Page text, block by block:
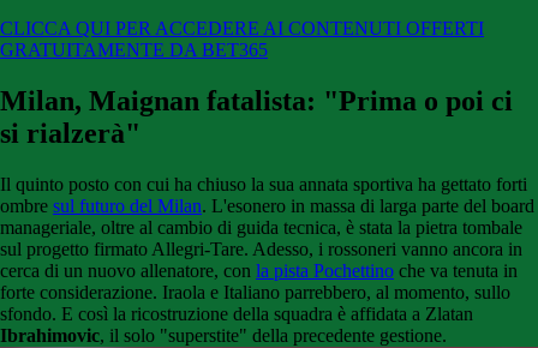
CLICCA QUI PER ACCEDERE AI CONTENUTI OFFERTI
GRATUITAMENTE DA BET365
Milan, Maignan fatalista: "Prima o poi ci
si rialzerà"
Il quinto posto con cui ha chiuso la sua annata sportiva ha gettato forti
ombre sul futuro del Milan. L'esonero in massa di larga parte del board
manageriale, oltre al cambio di guida tecnica, è stata la pietra tombale
sul progetto firmato Allegri-Tare. Adesso, i rossoneri vanno ancora in
cerca di un nuovo allenatore, con la pista Pochettino che va tenuta in
forte considerazione. Iraola e Italiano parrebbero, al momento, sullo
sfondo. E così la ricostruzione della squadra è affidata a Zlatan
Ibrahimovic, il solo "superstite" della precedente gestione.